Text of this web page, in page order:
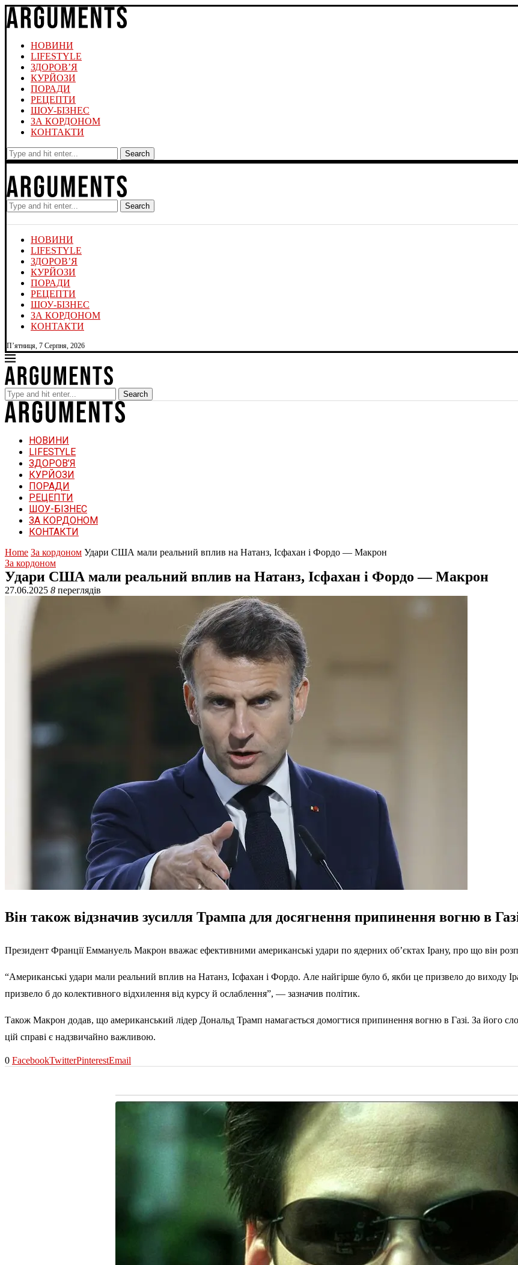
НОВИНИ
LIFESTYLE
ЗДОРОВ’Я
КУРЙОЗИ
ПОРАДИ
РЕЦЕПТИ
ШОУ-БІЗНЕС
ЗА КОРДОНОМ
КОНТАКТИ
Search
Search
НОВИНИ
LIFESTYLE
ЗДОРОВ’Я
КУРЙОЗИ
ПОРАДИ
РЕЦЕПТИ
ШОУ-БІЗНЕС
ЗА КОРДОНОМ
КОНТАКТИ
П’ятниця, 7 Серпня, 2026
Search
НОВИНИ
LIFESTYLE
ЗДОРОВ’Я
КУРЙОЗИ
ПОРАДИ
РЕЦЕПТИ
ШОУ-БІЗНЕС
ЗА КОРДОНОМ
КОНТАКТИ
Home За кордоном Удари США мали реальний вплив на Натанз, Ісфахан і Фордо — Макрон
За кордоном
Удари США мали реальний вплив на Натанз, Ісфахан і Фордо — Макрон
27.06.2025 8 переглядів
Він також відзначив зусилля Трампа для досягнення припинення вогню в
Президент Франції Еммануель Макрон вважає ефективними американські удари по ядерних об’єктах Ірану, про що він
“Американські удари мали реальний вплив на Натанз, Ісфахан і Фордо. Але найгірше було б, якби це призвело до виходу
призвело б до колективного відхилення від курсу й ослаблення”, — зазначив політик.
Також Макрон додав, що американський лідер Дональд Трамп намагається домогтися припинення вогню в Газі. За його
цій справі є надзвичайно важливою.
0 FacebookTwitterPinterestEmail